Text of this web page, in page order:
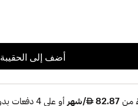
أضف إلى الحقيبة